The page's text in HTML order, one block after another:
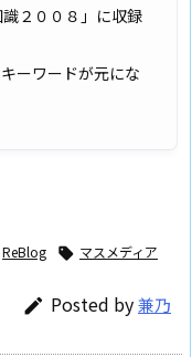
２００８」に収録
ーワードが元にな
ReBlog  マスメディア
 Posted by兼乃